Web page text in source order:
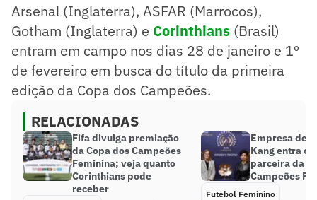
Arsenal (Inglaterra), ASFAR (Marrocos),
Gotham (Inglaterra) e Corinthians (Brasil)
entram em campo nos dias 28 de janeiro e 1º
de fevereiro em busca do título da primeira
edição da Copa dos Campeões.
RELACIONADAS
Fifa divulga premiação
da Copa dos Campeões
Feminina; veja quanto
Corinthians pode
receber
Empresa de
Kang entra
parceira da
Campeões
Futebol Feminino